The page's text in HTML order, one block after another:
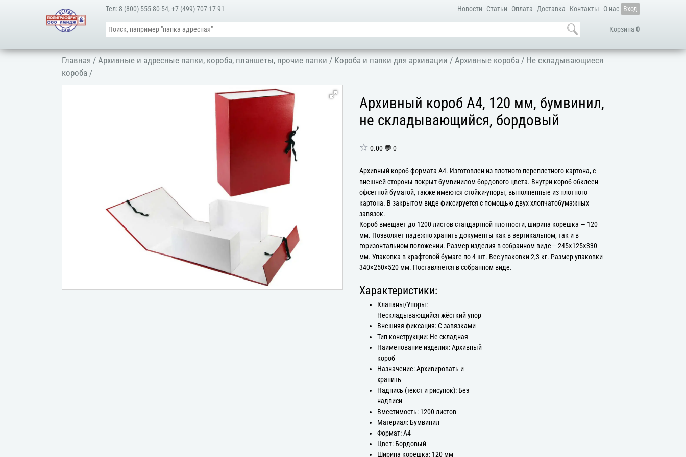
Новости Статьи Оплата Доставка Контакты О нас Вход
Корзина 0
Тел: 8 (800) 555-80-54,+7 (499) 707-17-91
Главная /Архивные и адресные папки, короба, планшеты, прочие папки / Короба и папки для архивации /Архивные короба / Не складывающиеся
короба /
Архивный короб А4, 120 мм, бумвинил,
не складывающийся, бордовый
☆ 0.00 💬 0
Архивный короб формата А4. Изготовлен из плотного переплетного картона, с
внешней стороны покрыт бумвинилом бордового цвета. Внутри короб обклеен
офсетной бумагой, также имеются стойки-упоры, выполненные из плотного
картона. В закрытом виде фиксируется с помощью двух хлопчатобумажных
завязок.
Короб вмещает до 1200 листов стандартной плотности, ширина корешка — 120
мм. Позволяет надежно хранить документы как в вертикальном, так и в
горизонтальном положении. Размер изделия в собранном виде— 245×125×330
мм. Упаковка в крафтовой бумаге по 4 шт. Вес упаковки 2,3 кг. Размер упаковки
340×250×520 мм. Поставляется в собранном виде.
Характеристики:
Клапаны/Упоры:
Нескладывающийся жёсткий упор
Внешняя фиксация: С завязками
Тип конструкции: Не складная
Наименование изделия: Архивный
короб
Назначение: Архивировать и
хранить
Надпись (текст и рисунок): Без
надписи
Вместимость: 1200 листов
Материал: Бумвинил
Формат: А4
Цвет: Бордовый
Ширина корешка: 120 мм